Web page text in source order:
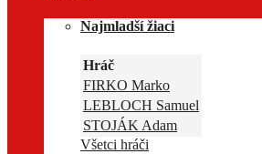
Najmladší žiaci
Hráč
FIRKO Marko
LEBLOCH Samuel
STOJÁK Adam
Všetci hráči